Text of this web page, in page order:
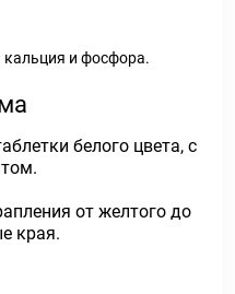
и фосфора.
белого цвета, с
от желтого до
края.